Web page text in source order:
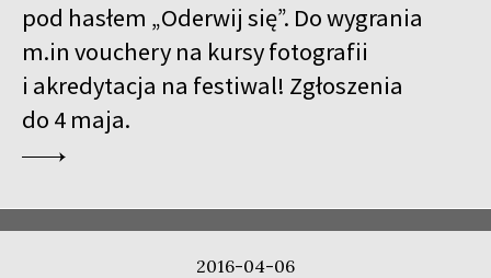
pod hasłem „Oderwij się”. Do wygrania
m.in vouchery na kursy fotografii
i akredytacja na festiwal! Zgłoszenia
do 4 maja.
2016-04-06